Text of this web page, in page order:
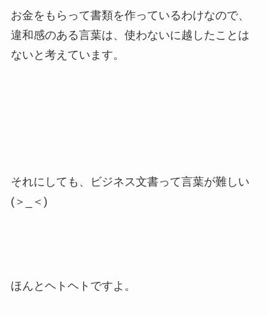
お金をもらって書類を作っているわけなので、
違和感のある言葉は、使わないに越したことは
ないと考えています。
それにしても、ビジネス文書って言葉が難しい
(＞_＜)
ほんとヘトヘトですよ。